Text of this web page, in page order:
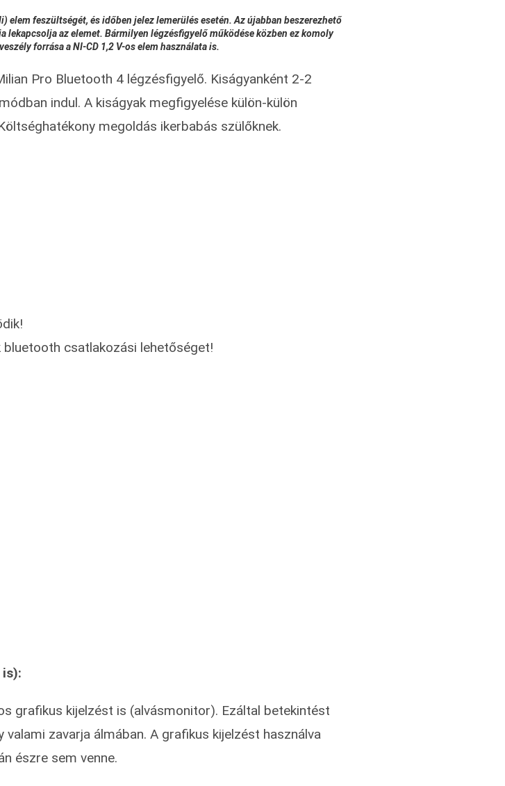
feszültségét, és időben jelez lemerülés esetén. Az újabban beszerezhető
az elemet. Bármilyen légzésfigyelő működése közben ez komoly
forrása a NI-CD 1,2 V-os elem használata is.
Pro Bluetooth 4 légzésfigyelő. Kiságyanként 2-2
indul. A kiságyak megfigyelése külön-külön
megoldás ikerbabás szülőknek.
bluetooth csatlakozási lehetőséget!
grafikus kijelzést is (alvásmonitor). Ezáltal betekintést
zavarja álmában. A grafikus kijelzést használva
észre sem venne.